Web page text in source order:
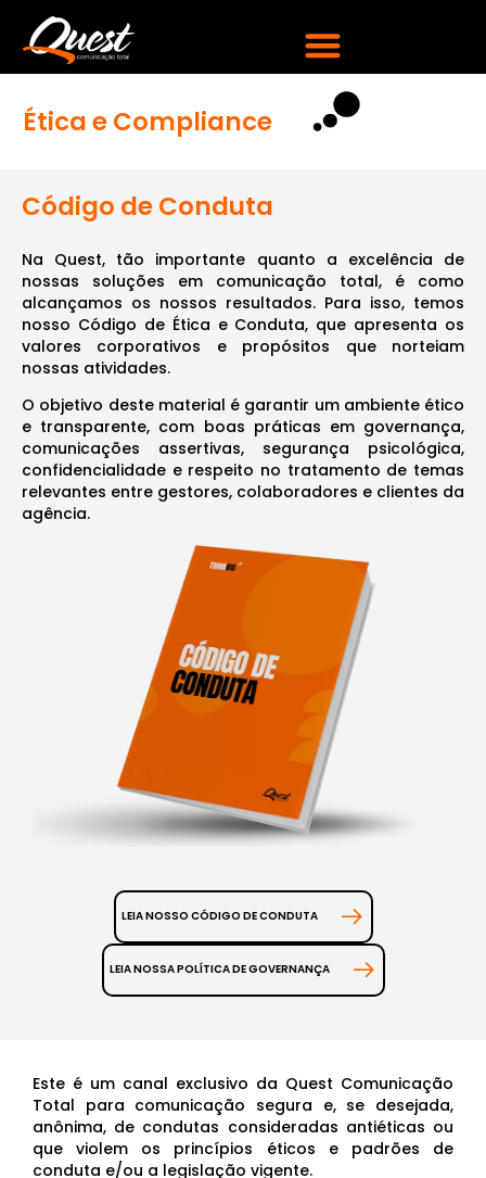
Ética e Compliance
Código de Conduta
Na Quest, tão importante quanto a excelência de
nossas soluções em comunicação total, é como
alcançamos os nossos resultados. Para isso, temos
nosso Código de Ética e Conduta, que apresenta os
valores corporativos e propósitos que norteiam
nossas atividades.
O objetivo deste material é garantir um ambiente ético
e transparente, com boas práticas em governança,
comunicações assertivas, segurança psicológica,
confidencialidade e respeito no tratamento de temas
relevantes entre gestores, colaboradores e clientes da
agência.
LEIA NOSSO CÓDIGO DE CONDUTA
LEIA NOSSA POLÍTICA DE GOVERNANÇA
Este é um canal exclusivo da Quest Comunicação
Total para comunicação segura e, se desejada,
anônima, de condutas consideradas antiéticas ou
que violem os princípios éticos e padrões de
conduta e/ou a legislação vigente.